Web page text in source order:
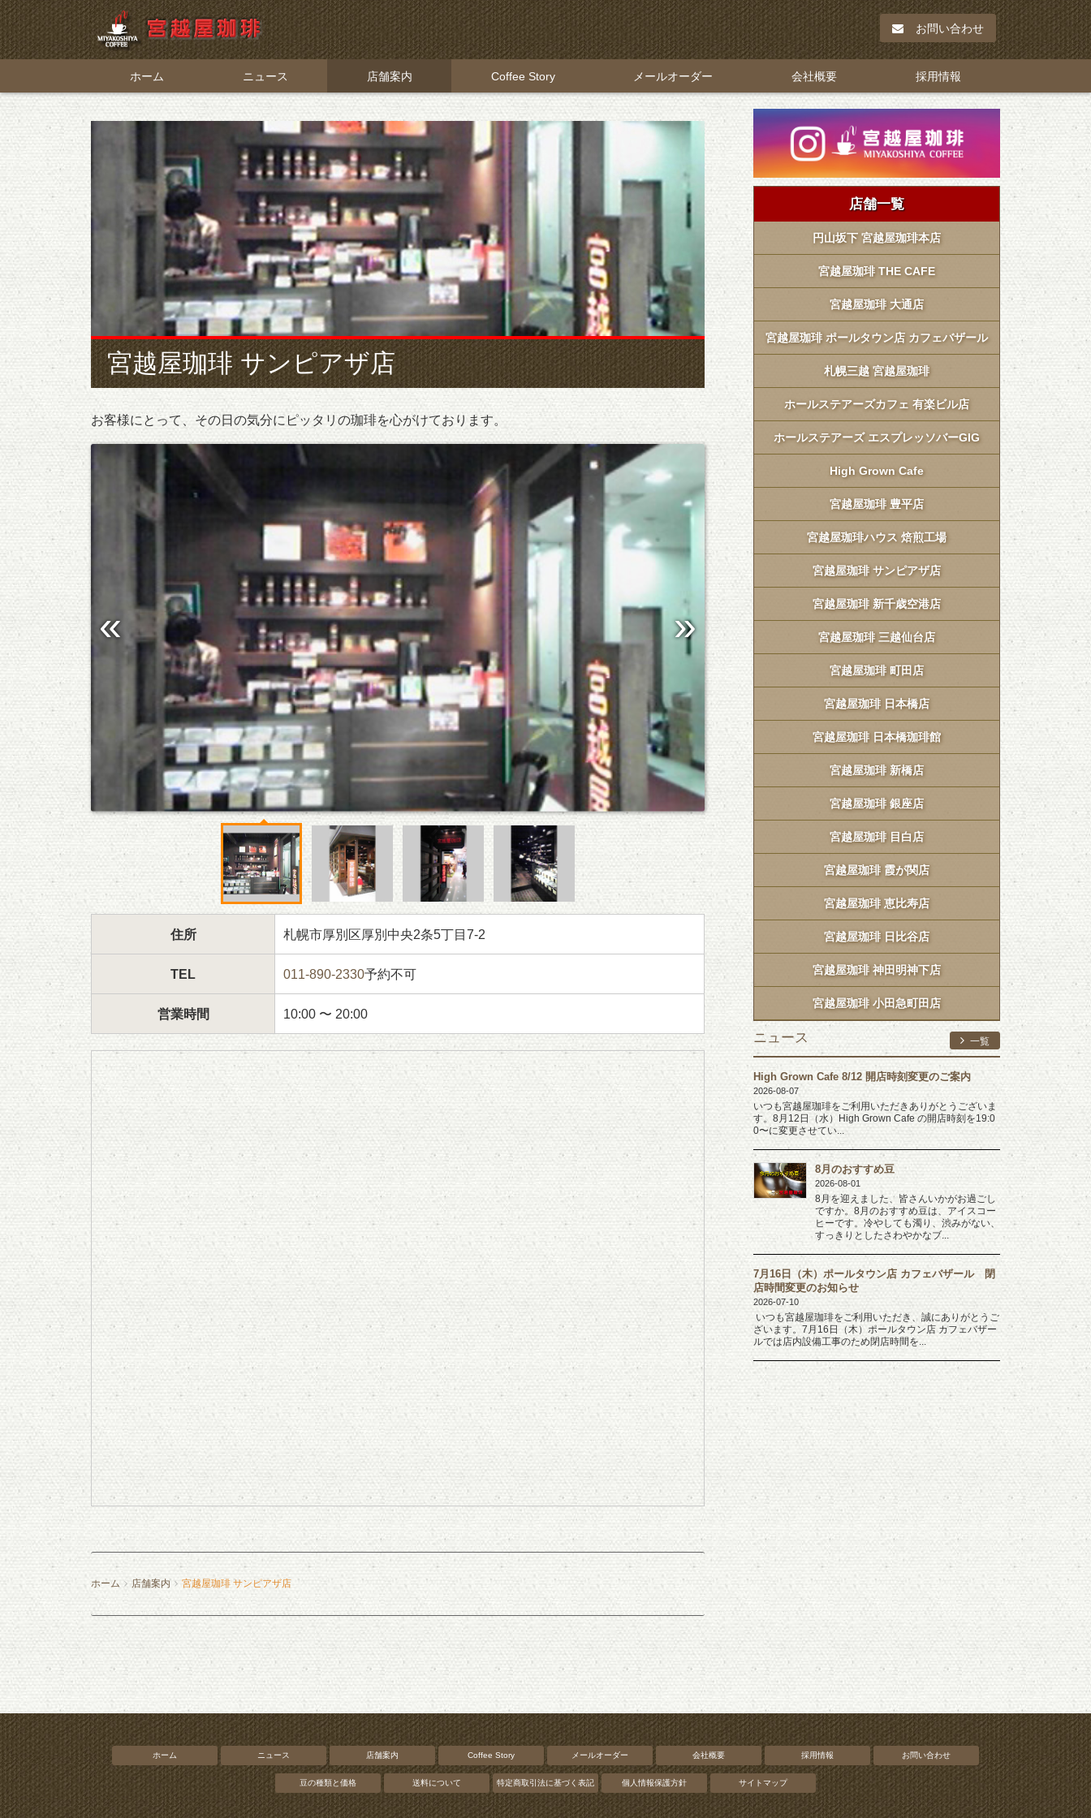
お問い合わせ
ホーム ニュース 店舗案内 Coffee Story メールオーダー 会社概要 採用情報
宮越屋珈琲 サンピアザ店
お客様にとって、その日の気分にピッタリの珈琲を心がけております。
住所 札幌市厚別区厚別中央2条5丁目7-2
TEL 011-890-2330予約不可
営業時間 10:00 〜 20:00
ホーム 店舗案内 宮越屋珈琲 サンピアザ店
店舗一覧
円山坂下 宮越屋珈琲本店
宮越屋珈琲 THE CAFE
宮越屋珈琲 大通店
宮越屋珈琲 ポールタウン店 カフェバザール
札幌三越 宮越屋珈琲
ホールステアーズカフェ 有楽ビル店
ホールステアーズ エスプレッソバーGIG
High Grown Cafe
宮越屋珈琲 豊平店
宮越屋珈琲ハウス 焙煎工場
宮越屋珈琲 サンピアザ店
宮越屋珈琲 新千歳空港店
宮越屋珈琲 三越仙台店
宮越屋珈琲 町田店
宮越屋珈琲 日本橋店
宮越屋珈琲 日本橋珈琲館
宮越屋珈琲 新橋店
宮越屋珈琲 銀座店
宮越屋珈琲 目白店
宮越屋珈琲 霞が関店
宮越屋珈琲 恵比寿店
宮越屋珈琲 日比谷店
宮越屋珈琲 神田明神下店
宮越屋珈琲 小田急町田店
ニュース 一覧
High Grown Cafe 8/12 開店時刻変更のご案内
2026-08-07
いつも宮越屋珈琲をご利用いただきありがとうございま
す。8月12日（水）High Grown Cafe の開店時刻を19:0
0〜に変更させてい...
8月のおすすめ豆
2026-08-01
8月を迎えました、皆さんいかがお過ごし
ですか。8月のおすすめ豆は、アイスコー
ヒーです。冷やしても濁り、渋みがない、
すっきりとしたさわやかなブ...
7月16日（木）ポールタウン店 カフェバザール 閉
店時間変更のお知らせ
2026-07-10
いつも宮越屋珈琲をご利用いただき、誠にありがとうご
ざいます。7月16日（木）ポールタウン店 カフェバザー
ルでは店内設備工事のため閉店時間を...
ホーム ニュース 店舗案内 Coffee Story メールオーダー 会社概要 採用情報 お問い合わせ
豆の種類と価格 送料について 特定商取引法に基づく表記 個人情報保護方針 サイトマップ